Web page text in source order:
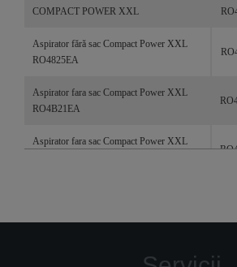
COMPACT POWER XXL
Aspirator fără sac Compact Power XXL
RO4825EA
Aspirator fara sac Compact Power XXL
RO4B21EA
Aspirator fara sac Compact Power XXL